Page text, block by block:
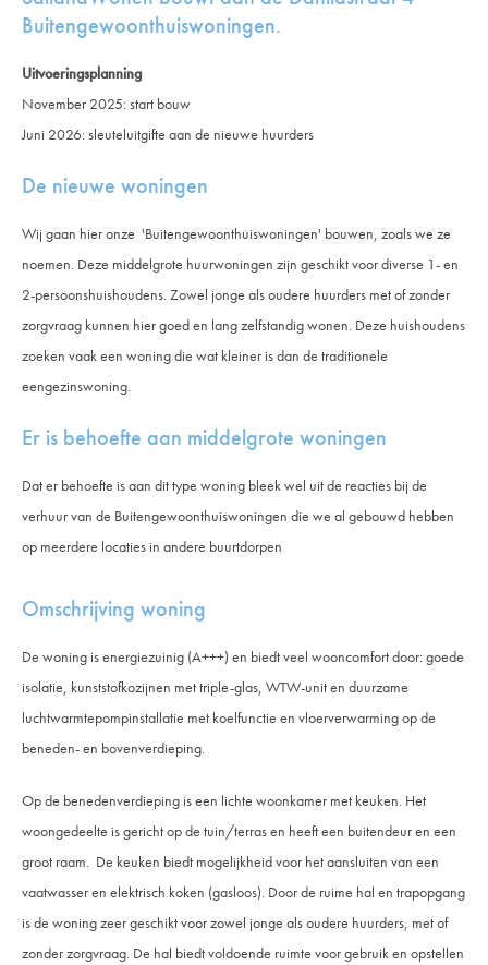
Buitengewoonthuiswoningen.
Uitvoeringsplanning
November 2025: start bouw
Juni 2026: sleuteluitgifte aan de nieuwe huurders
De nieuwe woningen
Wij gaan hier onze 'Buitengewoonthuiswoningen' bouwen, zoals we ze
noemen. Deze middelgrote huurwoningen zijn geschikt voor diverse 1- en
2-persoonshuishoudens. Zowel jonge als oudere huurders met of zonder
zorgvraag kunnen hier goed en lang zelfstandig wonen. Deze huishoudens
zoeken vaak een woning die wat kleiner is dan de traditionele
eengezinswoning.
Er is behoefte aan middelgrote woningen
Dat er behoefte is aan dit type woning bleek wel uit de reacties bij de
verhuur van de Buitengewoonthuiswoningen die we al gebouwd hebben
op meerdere locaties in andere buurtdorpen
Omschrijving woning
De woning is energiezuinig (A+++) en biedt veel wooncomfort door: goede
isolatie, kunststofkozijnen met triple-glas, WTW-unit en duurzame
luchtwarmtepompinstallatie met koelfunctie en vloerverwarming op de
beneden- en bovenverdieping.
Op de benedenverdieping is een lichte woonkamer met keuken. Het
woongedeelte is gericht op de tuin/terras en heeft een buitendeur en een
groot raam. De keuken biedt mogelijkheid voor het aansluiten van een
vaatwasser en elektrisch koken (gasloos). Door de ruime hal en trapopgang
is de woning zeer geschikt voor zowel jonge als oudere huurders, met of
zonder zorgvraag. De hal biedt voldoende ruimte voor gebruik en opstellen